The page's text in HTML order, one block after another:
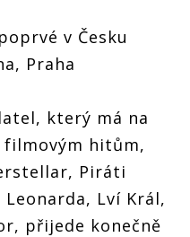
v Česku
Praha
který má na
filmovým hitům,
Piráti
Lví Král,
přijede konečně